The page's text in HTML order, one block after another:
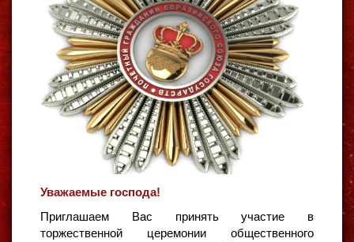
Уважаемые господа!
Приглашаем Вас принять участие в
торжественной церемонии общественного